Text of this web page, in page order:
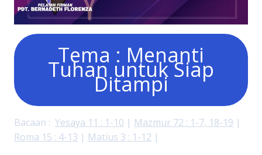
Tema : Menanti
Tuhan untuk Siap
Ditampi
Bacaan : Yesaya 11 : 1-10 | Mazmur 72 : 1-7, 18-19 |
Roma 15 : 4-13 | Matius 3 : 1-12 |